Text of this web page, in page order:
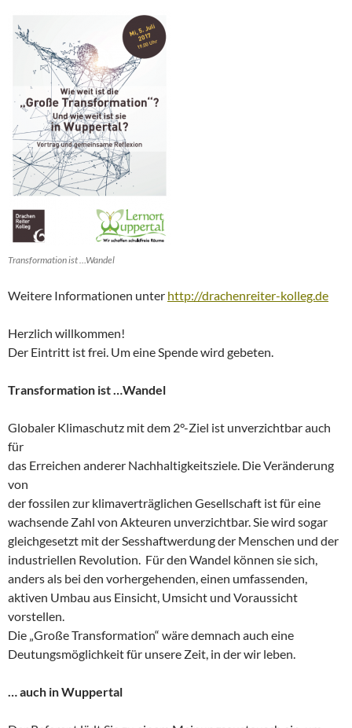
Transformation ist …Wandel
Weitere Informationen unter http://drachenreiter-kolleg.de
Herzlich willkommen!
Der Eintritt ist frei. Um eine Spende wird gebeten.
Transformation ist …Wandel
Globaler Klimaschutz mit dem 2°-Ziel ist unverzichtbar auch
für
das Erreichen anderer Nachhaltigkeitsziele. Die Veränderung
von
der fossilen zur klimaverträglichen Gesellschaft ist für eine
wachsende Zahl von Akteuren unverzichtbar. Sie wird sogar
gleichgesetzt mit der Sesshaftwerdung der Menschen und der
industriellen Revolution. Für den Wandel können sie sich,
anders als bei den vorhergehenden, einen umfassenden,
aktiven Umbau aus Einsicht, Umsicht und Voraussicht
vorstellen.
Die „Große Transformation“ wäre demnach auch eine
Deutungsmöglichkeit für unsere Zeit, in der wir leben.
… auch in Wuppertal